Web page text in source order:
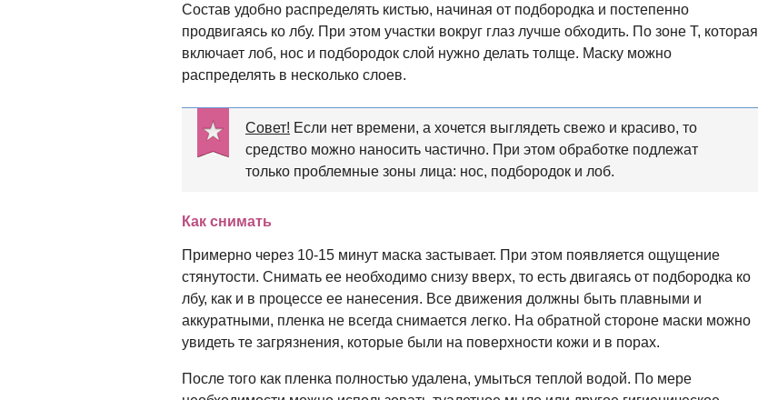
Состав удобно распределять кистью, начиная от подбородка и постепенно
продвигаясь ко лбу. При этом участки вокруг глаз лучше обходить. По зоне Т, которая
включает лоб, нос и подбородок слой нужно делать толще. Маску можно
распределять в несколько слоев.
Совет! Если нет времени, а хочется выглядеть свежо и красиво, то
средство можно наносить частично. При этом обработке подлежат
только проблемные зоны лица: нос, подбородок и лоб.
Как снимать
Примерно через 10-15 минут маска застывает. При этом появляется ощущение
стянутости. Снимать ее необходимо снизу вверх, то есть двигаясь от подбородка ко
лбу, как и в процессе ее нанесения. Все движения должны быть плавными и
аккуратными, пленка не всегда снимается легко. На обратной стороне маски можно
увидеть те загрязнения, которые были на поверхности кожи и в порах.
После того как пленка полностью удалена, умыться теплой водой. По мере